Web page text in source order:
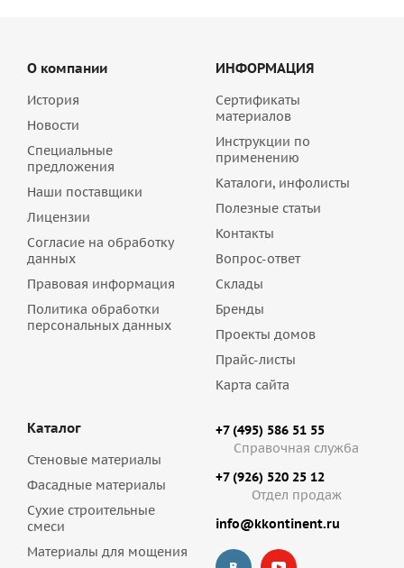
О компании
История
Новости
Специальные
предложения
Наши поставщики
Лицензии
Согласие на обработку
данных
Правовая информация
Политика обработки
персональных данных
ИНФОРМАЦИЯ
Сертификаты
материалов
Инструкции по
применению
Каталоги, инфолисты
Полезные статьи
Контакты
Вопрос-ответ
Склады
Бренды
Проекты домов
Прайс-листы
Карта сайта
Каталог
Стеновые материалы
Фасадные материалы
Сухие строительные
смеси
Материалы для мощения
+7 (495) 586 51 55
Справочная служба
+7 (926) 520 25 12
Отдел продаж
info@kkontinent.ru